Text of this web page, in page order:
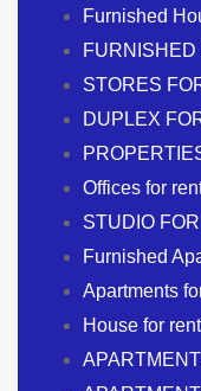
Furnished
STORES
DUPLEX
Offices for
STUDIO
Furnished
Apartments
House for